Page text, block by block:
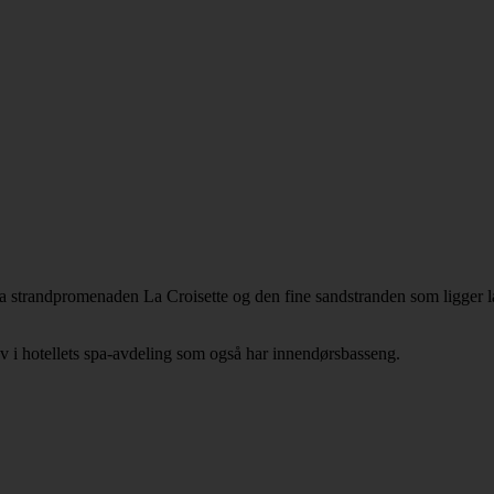
La Croisette og den fine sandstranden som
hotellets spa-avdeling som også har innendørsbasseng.